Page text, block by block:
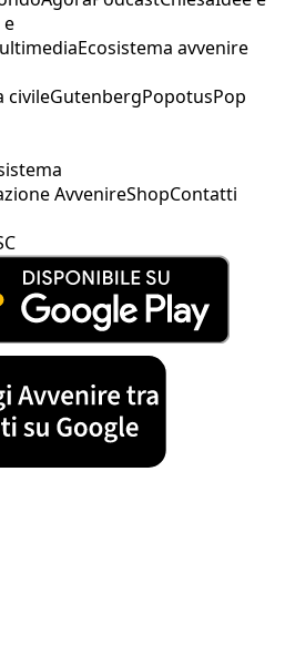
e
Ecosistema avvenire
civileGutenbergPopotusPop
AvvenireShopContatti